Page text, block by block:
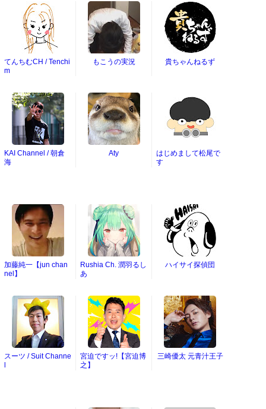
てんちむCH / Tenchi
m
もこうの実況 貴ちゃんねるず
KAI Channel / 朝倉
海
Aty
はじめまして松尾で
す
加藤純一【jun chan
nel】
Rushia Ch. 潤羽るし
あ
ハイサイ探偵団
スーツ / Suit Channe
宮迫ですッ!【宮迫博
之】
三崎優太 元青汁王子